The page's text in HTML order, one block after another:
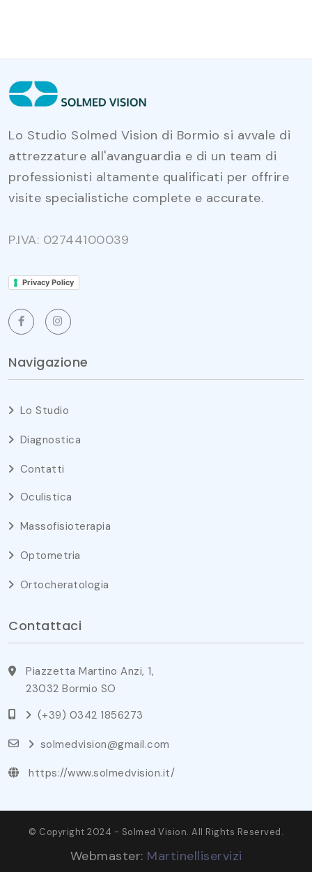
Lo Studio Solmed Vision di Bormio si avvale di
attrezzature all'avanguardia e di un team di
professionisti altamente qualificati per offrire
visite specialistiche complete e accurate.
P.IVA: 02744100039
Privacy Policy
Navigazione
Lo Studio
Diagnostica
Contatti
Oculistica
Massofisioterapia
Optometria
Ortocheratologia
Contattaci
Piazzetta Martino Anzi, 1,
23032 Bormio SO
(+39) 0342 1856273
solmedvision@gmail.com
https://www.solmedvision.it/
© Copyright 2024 - Solmed Vision. All Rights Reserved.
Webmaster: Martinelliservizi